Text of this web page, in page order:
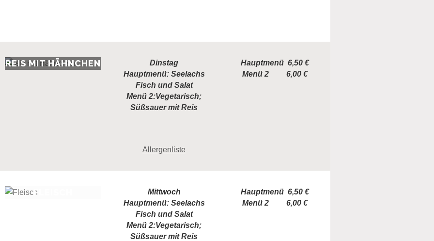
REIS MIT HÄHNCHEN
Zutaten
Dinstag
Hauptmenü: Seelachs
Fisch und Salat
Menü 2:Vegetarisch;
Süßsauer mit Reis
Allergenliste
Hauptmenü 6,50 €
Menü 2 6,00 €
FLEISCH
Mittwoch
Hauptmenü: Seelachs
Fisch und Salat
Menü 2:Vegetarisch;
Süßsauer mit Reis
Hauptmenü 6,50 €
Menü 2 6,00 €